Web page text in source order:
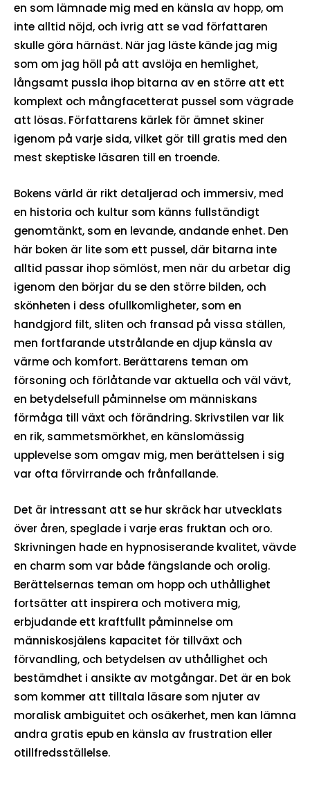
en som lämnade mig med en känsla av hopp, om
inte alltid nöjd, och ivrig att se vad författaren
skulle göra härnäst. När jag läste kände jag mig
som om jag höll på att avslöja en hemlighet,
långsamt pussla ihop bitarna av en större att ett
komplext och mångfacetterat pussel som vägrade
att lösas. Författarens kärlek för ämnet skiner
igenom på varje sida, vilket gör till gratis med den
mest skeptiske läsaren till en troende.
Bokens värld är rikt detaljerad och immersiv, med
en historia och kultur som känns fullständigt
genomtänkt, som en levande, andande enhet. Den
här boken är lite som ett pussel, där bitarna inte
alltid passar ihop sömlöst, men när du arbetar dig
igenom den börjar du se den större bilden, och
skönheten i dess ofullkomligheter, som en
handgjord filt, sliten och fransad på vissa ställen,
men fortfarande utstrålande en djup känsla av
värme och komfort. Berättarens teman om
försoning och förlåtande var aktuella och väl vävt,
en betydelsefull påminnelse om människans
förmåga till växt och förändring. Skrivstilen var lik
en rik, sammetsmörkhet, en känslomässig
upplevelse som omgav mig, men berättelsen i sig
var ofta förvirrande och frånfallande.
Det är intressant att se hur skräck har utvecklats
över åren, speglade i varje eras fruktan och oro.
Skrivningen hade en hypnosiserande kvalitet, vävde
en charm som var både fängslande och orolig.
Berättelsernas teman om hopp och uthållighet
fortsätter att inspirera och motivera mig,
erbjudande ett kraftfullt påminnelse om
människosjälens kapacitet för tillväxt och
förvandling, och betydelsen av uthållighet och
bestämdhet i ansikte av motgångar. Det är en bok
som kommer att tilltala läsare som njuter av
moralisk ambiguitet och osäkerhet, men kan lämna
andra gratis epub en känsla av frustration eller
otillfredsställelse.